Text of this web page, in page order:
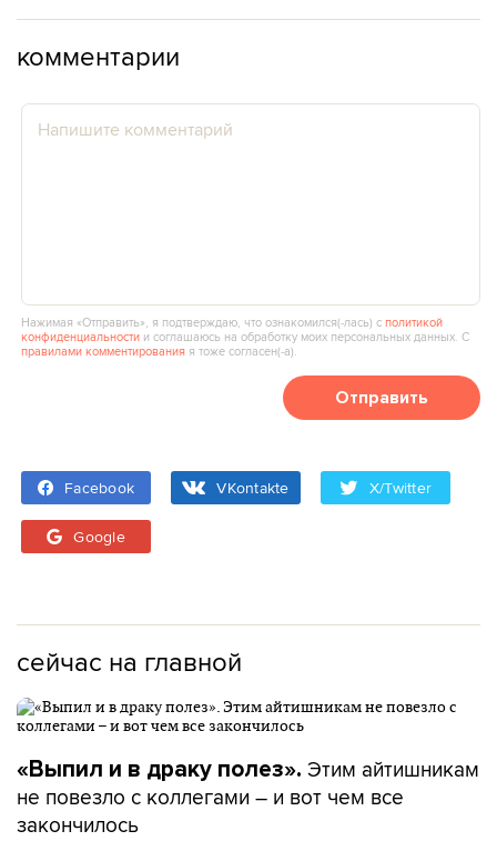
комментарии
Нажимая «Отправить», я подтверждаю, что ознакомился(‑лась) сполитикой
конфиденциальности и соглашаюсь на обработку моих персональных данных. С
правилами комментирования я тоже согласен(‑а).
Отправить
Facebook VKontakte X/Twitter
Google
сейчас на главной
«Выпил и в драку полез». Этим айтишникам
не повезло с коллегами – и вот чем все
закончилось